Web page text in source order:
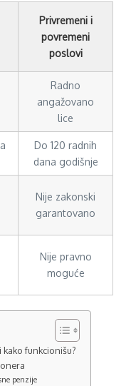
Privremeni i
povremeni
poslovi
Radno
angažovano
lice
Do 120 radnih
dana godišnje
Nije zakonski
garantovano
Nije pravno
moguće
funkcionišu?
penzije